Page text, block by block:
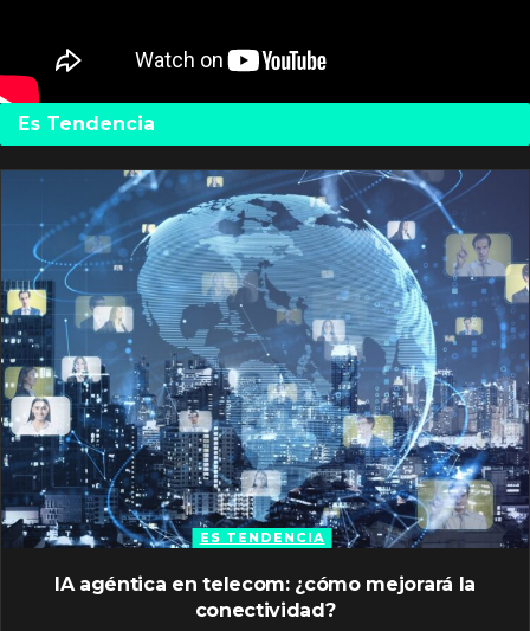
Es Tendencia
ES TENDENCIA
IA agéntica en telecom: ¿cómo mejorará la
conectividad?